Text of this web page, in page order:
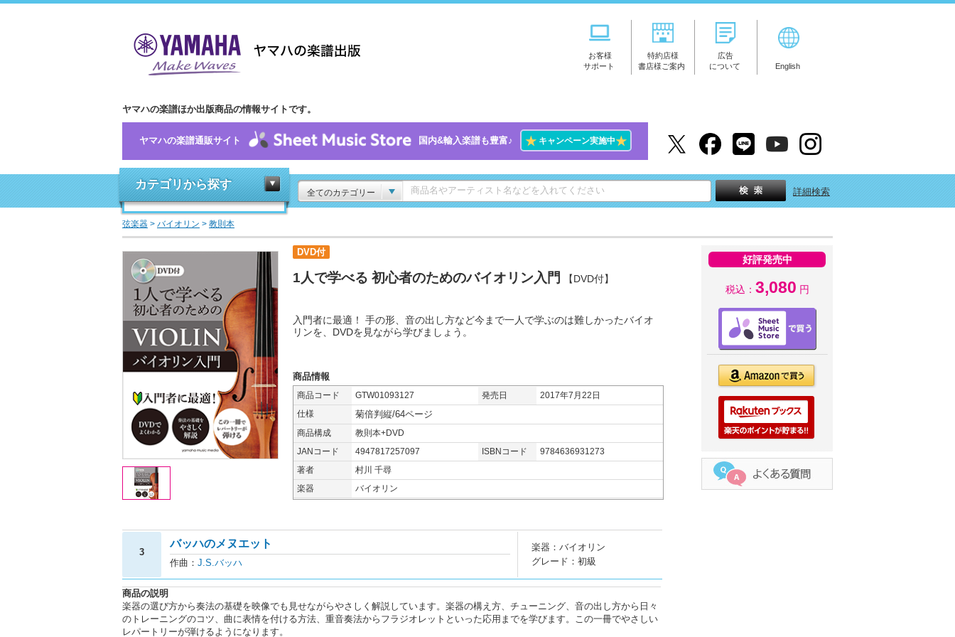
お客様
サポート
特約店様
書店様ご案内
広告
について
English
ヤマハの楽譜ほか出版商品の情報サイトです。
ヤマハの楽譜通販サイト 国内&輸入楽譜も豊富♪ ★キャンペーン実施中★
カテゴリから探す
全てのカテゴリー 詳細検索
弦楽器 > バイオリン > 教則本
DVD付
1人で学べる 初心者のためのバイオリン入門 【DVD付】
入門者に最適！ 手の形、音の出し方など今まで一人で学ぶのは難しかったバイオ
リンを、DVDを見ながら学びましょう。
商品情報
商品コード GTW01093127 発売日
2017年7月22日
仕様
菊倍判縦/64ページ
商品構成
教則本+DVD
JANコード
4947817257097 ISBNコード
9784636931273
著者
村川 千尋
楽器
バイオリン
3
バッハのメヌエット
作曲： J.S.バッハ
楽器：バイオリン
グレード：初級
商品の説明
楽器の選び方から奏法の基礎を映像でも見せながらやさしく解説しています。楽器の構え方、チューニング、音の出し方から日々
のトレーニングのコツ、曲に表情を付ける方法、重音奏法からフラジオレットといった応用までを学びます。この一冊でやさしい
レパートリーが弾けるようになります。
好評発売中
税込： 3,080 円